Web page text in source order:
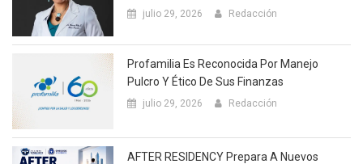
julio 29, 2026 Redacción
Profamilia Es Reconocida Por Manejo
Pulcro Y Ético De Sus Finanzas
julio 29, 2026 Redacción
AFTER RESIDENCY Prepara A Nuevos